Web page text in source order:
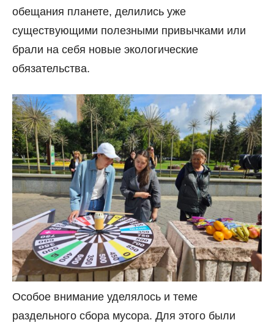
обещания планете, делились уже
существующими полезными привычками или
брали на себя новые экологические
обязательства.
Особое внимание уделялось и теме
раздельного сбора мусора. Для этого были